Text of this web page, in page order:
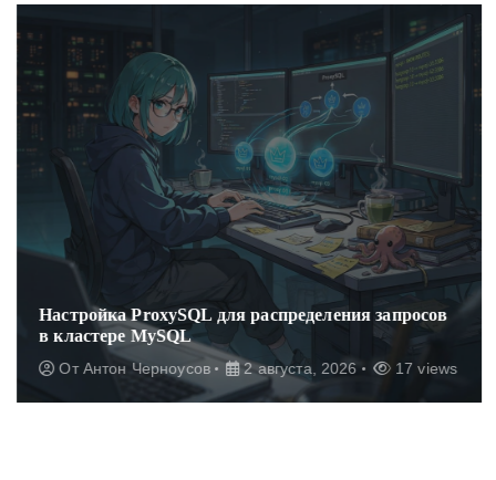
Настройка ProxySQL для распределения запросов
в кластере MySQL
ОтАнтон Черноусов 2 августа, 2026 17 views